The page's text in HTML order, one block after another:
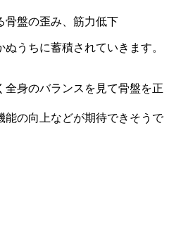
骨盤の歪み、筋力低下
うちに蓄積されていきます。
身のバランスを見て骨盤を正
能の向上などが期待できそうで